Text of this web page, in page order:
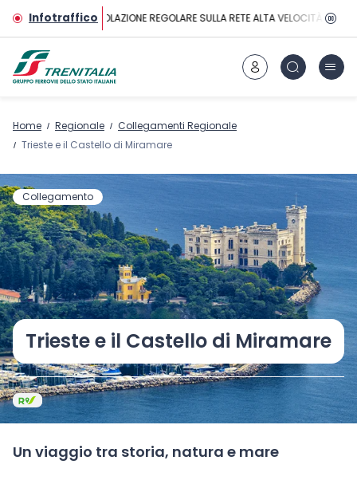
Vai al contenuto principale
InfotrafficoCIRCOLAZIONE REGOLARE SULLA RETE ALTA VELOCITÀ
Home Regionale
Collegamenti Regionale
Trieste e il Castello di Miramare
Collegamento
Trieste e il Castello di Miramare
Un viaggio tra storia, natura e mare